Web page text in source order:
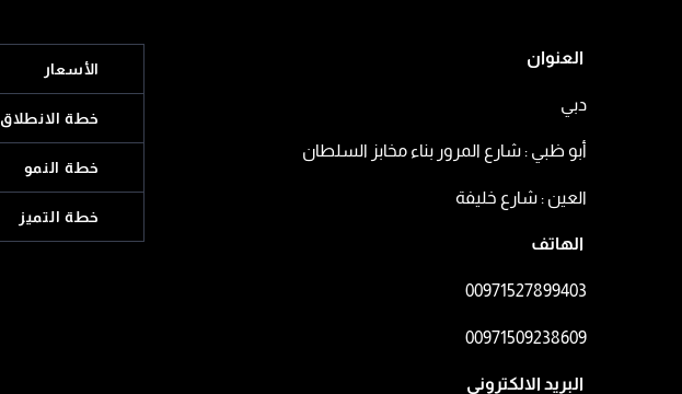
شركات تسويق الكتروني وإدارة
سوشيال ميديا في الإمارات
التسويقية المتكاملة
العنوان
دبي
أبو ظبي : شارع المرور بناء مخابز السلطان
العين : شارع خليفة
الهاتف
00971527899403
00971509238609⁩
البريد الالكتروني
الأسعار
خطة الانطلاق
خطة النمو
خطة التميز